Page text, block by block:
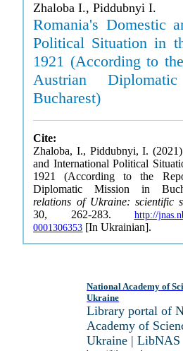
Zhaloba I., Piddubnyi I.
Romania's Domestic
Political Situation in
1921 (According to
Austrian
Bucharest)
Cite:
Zhaloba, I., Piddubnyi, I.
and International Political
1921 (According to the
Diplomatic Mission in
relations of Ukraine: scientific
30, 262-283. http://
0001306353 [In Ukrainian].
National Academy of
Ukraine
Library portal of
Academy of
Ukraine | LibNAS